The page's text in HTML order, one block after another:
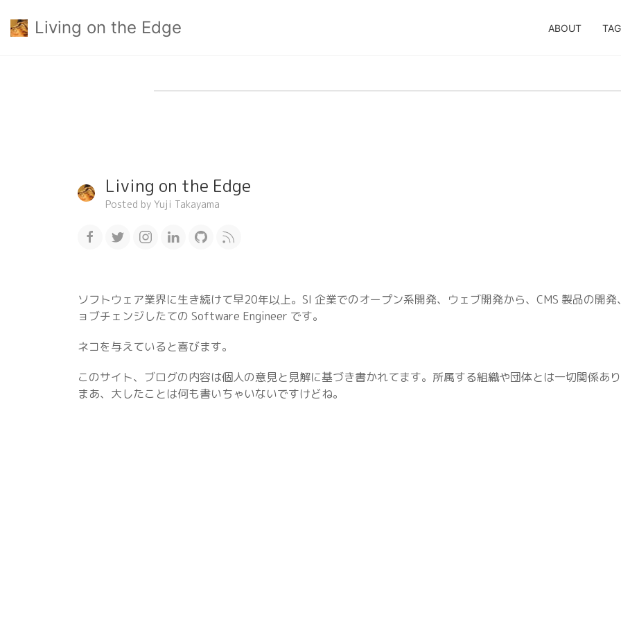
Living on the Edge ABOUT
Living on the Edge
Posted by Yuji Takayama
ソフトウェア業界に生き続けて早20年以上。SI 企業でのオープン系開発、ウェブ開発から、CMS 製品の開
ョブチェンジしたての Software Engineer です。
ネコを与えていると喜びます。
このサイト、ブログの内容は個人の意見と見解に基づき書かれてます。所属する組織や団体とは一切関係あ
まあ、大したことは何も書いちゃいないですけどね。